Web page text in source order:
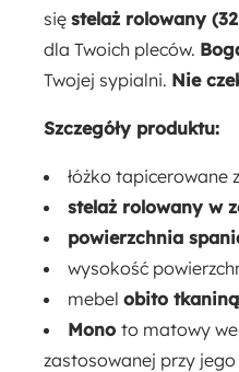
się stelaż rolowany
dla Twoich pleców.
Twojej sypialni. Nie
Szczegóły produktu:
łóżko tapicerowane
stelaż rolowany w
powierzchnia
wysokość
mebel obito
Mono to matowy
zastosowanej przy